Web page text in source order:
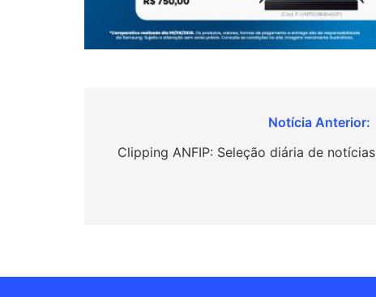
deClipping ANFIP: Seleção diária de notícias